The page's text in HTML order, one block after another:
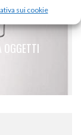
sui cookie